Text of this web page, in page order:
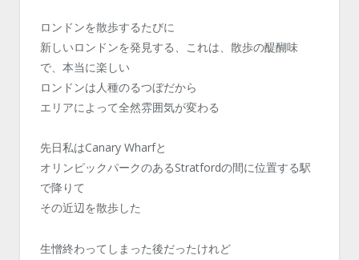
ロンドンを散歩するたびに
新しいロンドンを発見する、これは、散歩の醍醐味
で、本当に楽しい
ロンドンは人種のるつぼだから
エリアによって全然雰囲気が変わる
先日私はCanary Wharfと
オリンピックパークのあるStratfordの間に位置する駅
で降りて
その近辺を散歩した
生憎終わってしまった後だったけれど